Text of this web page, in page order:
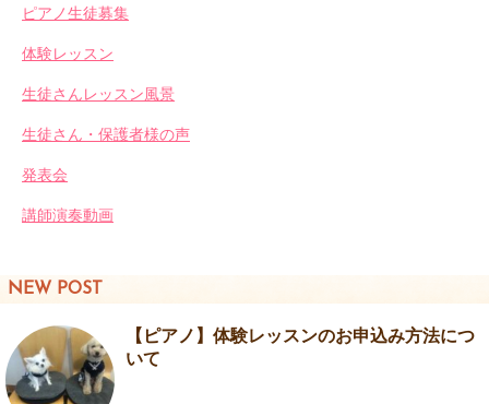
ピアノ生徒募集
体験レッスン
生徒さんレッスン風景
生徒さん・保護者様の声
発表会
講師演奏動画
NEW POST
【ピアノ】体験レッスンのお申込み方法につ
いて